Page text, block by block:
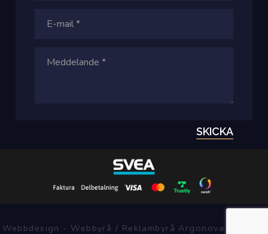
SKICKA
Webbdesign - Webbyrå / Reklambyrå Argonova Systems